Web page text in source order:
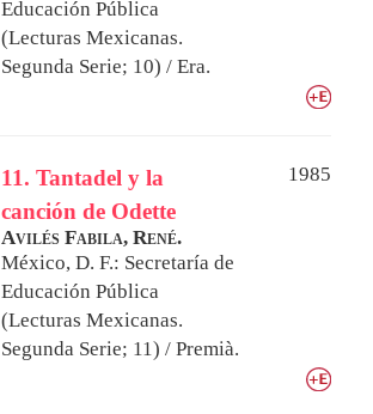
Educación Pública
(Lecturas Mexicanas.
Segunda Serie; 10) / Era.
11. Tantadel y la
canción de Odette
1985
Avilés Fabila, René.
México, D. F.: Secretaría de
Educación Pública
(Lecturas Mexicanas.
Segunda Serie; 11) / Premià.